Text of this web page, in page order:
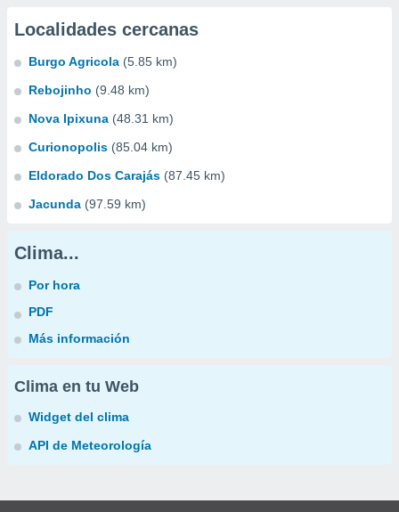
Localidades cercanas
Burgo Agricola (5.85 km)
Rebojinho (9.48 km)
Nova Ipixuna (48.31 km)
Curionopolis (85.04 km)
Eldorado Dos Carajás (87.45 km)
Jacunda (97.59 km)
Clima...
Por hora
PDF
Más información
Clima en tu Web
Widget del clima
API de Meteorología